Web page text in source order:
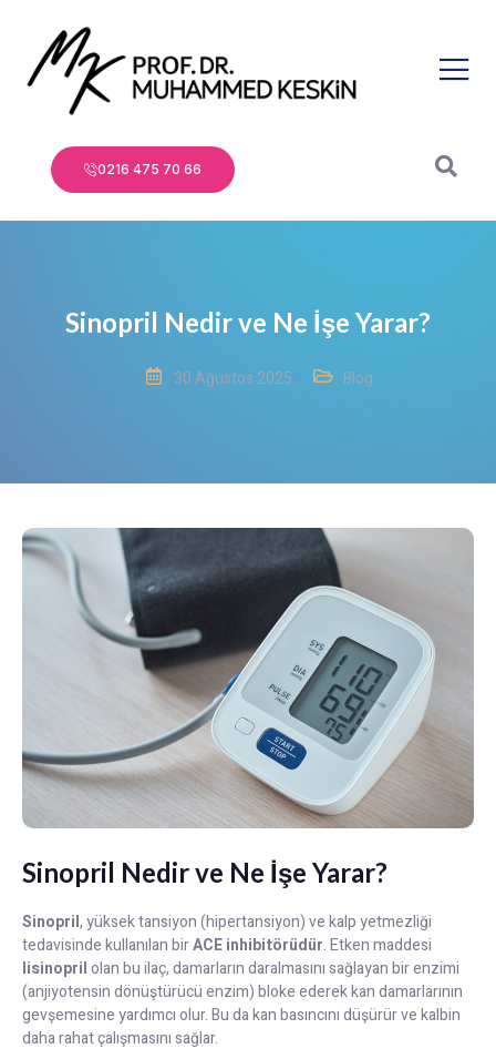
0216 475 70 66
Sinopril Nedir ve Ne İşe Yarar?
30 Ağustos 2025 Blog
Sinopril Nedir ve Ne İşe Yarar?
Sinopril, yüksek tansiyon (hipertansiyon) ve kalp yetmezliği
tedavisinde kullanılan birACE inhibitörüdür. Etken maddesi
lisinoprilolan bu ilaç, damarların daralmasını sağlayan bir enzimi
(anjiyotensin dönüştürücü enzim) bloke ederek kan damarlarının
gevşemesine yardımcı olur. Bu da kan basıncını düşürür ve kalbin
daha rahat çalışmasını sağlar.